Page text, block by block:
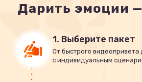
Дарить эмоции
1. Выберите пакет
От быстрого
с индивидуальным